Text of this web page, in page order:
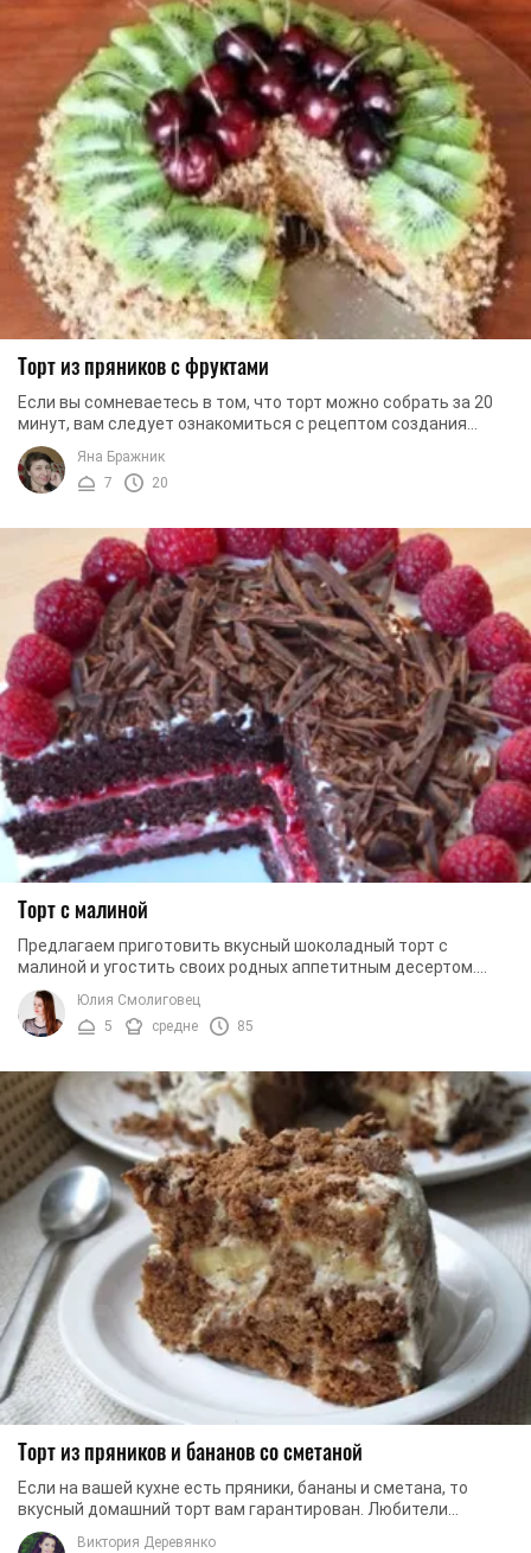
Торт из пряников с фруктами
Если вы сомневаетесь в том, что торт можно собрать за 20
минут, вам следует ознакомиться с рецептом создания
торта из пряников с фруктами. Секрет его ...
Яна Бражник
7
20
Торт с малиной
Предлагаем приготовить вкусный шоколадный торт с
малиной и угостить своих родных аппетитным десертом.
Такой ягодный, аппетитный и летний торт можно ...
Юлия Смолиговец
5
средне 85
Торт из пряников и бананов со сметаной
Если на вашей кухне есть пряники, бананы и сметана, то
вкусный домашний торт вам гарантирован. Любители
готовить десерты без выпекания знают, как ...
Виктория Деревянко